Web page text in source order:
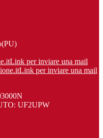
Link per inviare una mail
Link per inviare una mail
UF2UPW